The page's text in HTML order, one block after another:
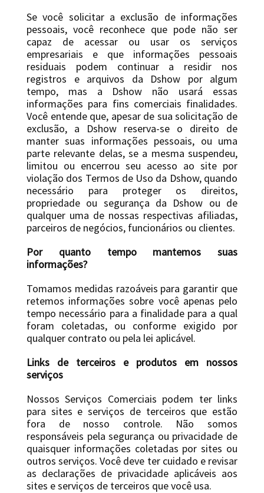
Se você solicitar a exclusão de informações
pessoais, você reconhece que pode não ser
capaz de acessar ou usar os serviços
empresariais e que informações pessoais
residuais podem continuar a residir nos
registros e arquivos da Dshow por algum
tempo, mas a Dshow não usará essas
informações para fins comerciais finalidades.
Você entende que, apesar de sua solicitação de
exclusão, a Dshow reserva-se o direito de
manter suas informações pessoais, ou uma
parte relevante delas, se a mesma suspendeu,
limitou ou encerrou seu acesso ao site por
violação dos Termos de Uso da Dshow, quando
necessário para proteger os direitos,
propriedade ou segurança da Dshow ou de
qualquer uma de nossas respectivas afiliadas,
parceiros de negócios, funcionários ou clientes.
Por quanto tempo mantemos suas
informações?
Tomamos medidas razoáveis ​​para garantir que
retemos informações sobre você apenas pelo
tempo necessário para a finalidade para a qual
foram coletadas, ou conforme exigido por
qualquer contrato ou pela lei aplicável.
Links de terceiros e produtos em nossos
serviços
Nossos Serviços Comerciais podem ter links
para sites e serviços de terceiros que estão
fora de nosso controle. Não somos
responsáveis ​​pela segurança ou privacidade de
quaisquer informações coletadas por sites ou
outros serviços. Você deve ter cuidado e revisar
as declarações de privacidade aplicáveis ​​aos
sites e serviços de terceiros que você usa.